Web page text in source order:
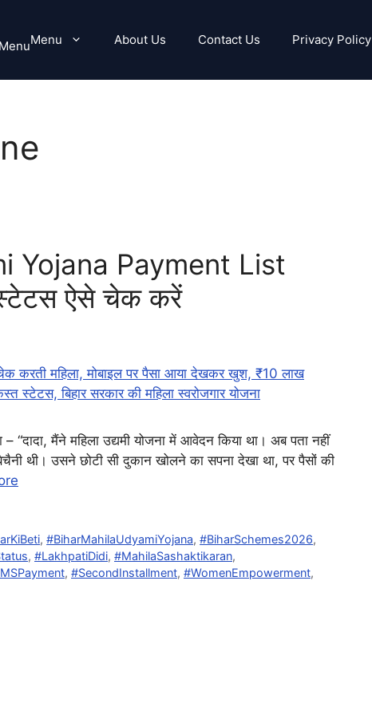
MenuMenu About Us Contact Us Privacy Policy
Yojana Payment List
ऐसे चेक करें
“दादा, मैंने महिला उद्यमी योजना में आवेदन किया था। अब पता नहीं
थी। उसने छोटी सी दुकान खोलने का सपना देखा था, पर पैसों की
,#BiharMahilaUdyamiYojana,#BiharSchemes2026,
, #LakhpatiDidi, #MahilaSashaktikaran,
, #SecondInstallment, #WomenEmpowerment,